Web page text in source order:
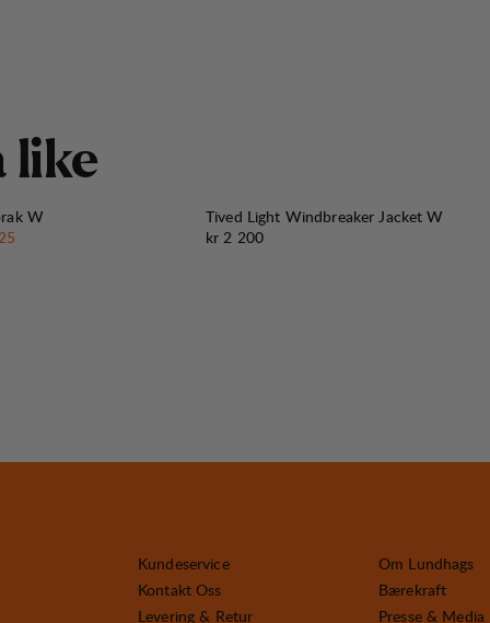
like
W
Tived Light Windbreaker Jacket W
Pris:
kr 2 200
Kundeservice
Kontakt Oss
Levering & Retur
Om Lundhags
Bærekraft
Presse & Media